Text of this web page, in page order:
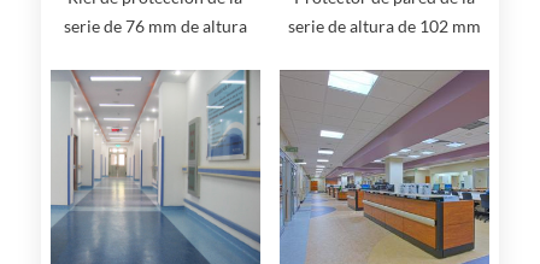
serie de 76 mm de altura
serie de altura de 102 mm